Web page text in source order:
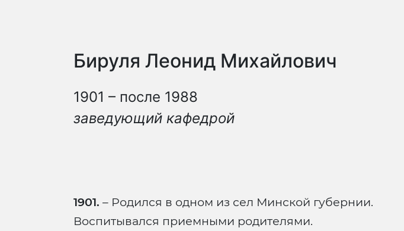
Бируля Леонид Михайлович
1901 – после 1988
заведующий кафедрой
1901. – Родился в одном из сел Минской губернии.
Воспитывался приемными родителями.